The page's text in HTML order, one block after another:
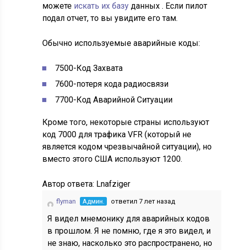
можете искать их базуданных . Если пилот
подал отчет, то вы увидите его там.
Обычно используемые аварийные коды:
7500-Код Захвата
7600-потеря кода радиосвязи
7700-Код Аварийной Ситуации
Кроме того, некоторые страны используют
код 7000 для трафика VFR (который не
является кодом чрезвычайной ситуации), но
вместо этого США используют 1200.
Автор ответа: Lnafziger
flyman Админ. ответил 7 лет назад
Я видел мнемонику для аварийных кодов
в прошлом. Я не помню, где я это видел, и
не знаю, насколько это распространено, но